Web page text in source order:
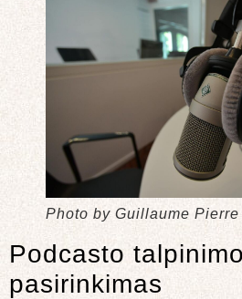
Photo by Guillaume Pierre
Podcasto
pasirinkimas